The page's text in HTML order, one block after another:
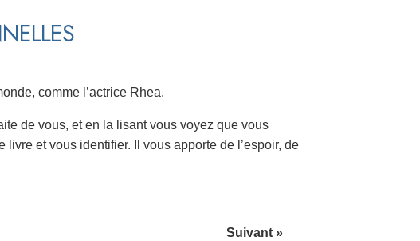
comme l’actrice Rhea.
de vous, et en la lisant vous voyez que vous
et vous identifier. Il vous apporte de l’espoir, de
Suivant »